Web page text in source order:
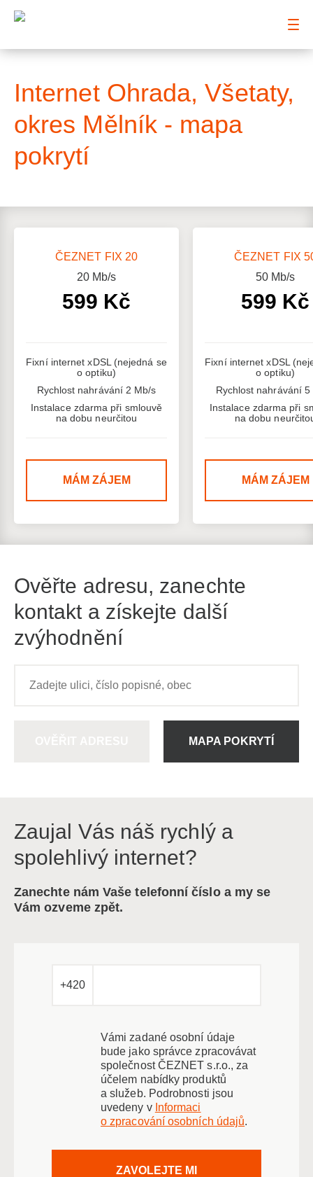
Internet Ohrada, Všetaty,
okres Mělník - mapa
pokrytí
ČEZNET FIX 20
20Mb/s
599 Kč
Fixní internet xDSL (nejedná se
o optiku)
Rychlost nahrávání 2 Mb/s
Instalace zdarma při smlouvě
na dobu neurčitou
MÁM ZÁJEM
ČEZNET FIX
50Mb/s
599 Kč
Fixní internet xDSL
o optiku)
Rychlost nahrávání 5
Instalace zdarma při
na dobu
MÁM ZÁJEM
Ověřte adresu, zanechte
kontakt a získejte další
zvýhodnění
MAPA POKRYTÍ
Zaujal Vás náš rychlý a
spolehlivý internet?
Zanechte nám Vaše telefonní číslo a my se
Vám ozveme zpět.
+420
Vámi zadané osobní údaje
bude jako správce zpracovávat
společnost ČEZNET s.r.o., za
účelem nabídky produktů
a služeb. Podrobnosti jsou
uvedeny v Informaci
o zpracování osobních údajů.
ZAVOLEJTE MI
: Mapa pokrytí ulice